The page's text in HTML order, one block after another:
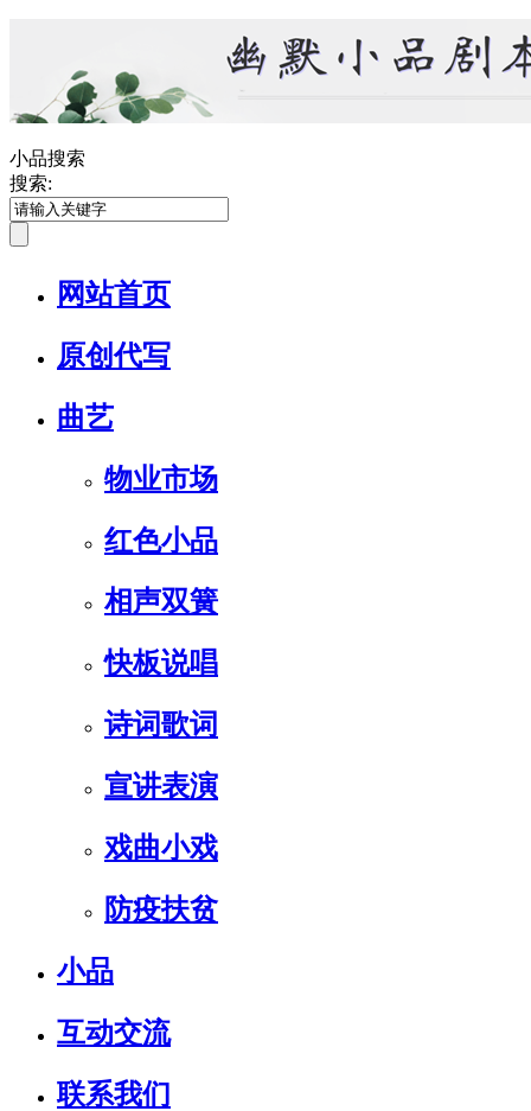
小品搜索
搜索:
网站首页
原创代写
曲艺
物业市场
红色小品
相声双簧
快板说唱
诗词歌词
宣讲表演
戏曲小戏
防疫扶贫
小品
互动交流
联系我们